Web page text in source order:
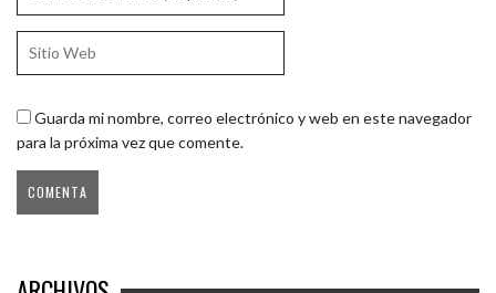
Guarda mi nombre, correo electrónico y web en este navegador
para la próxima vez que comente.